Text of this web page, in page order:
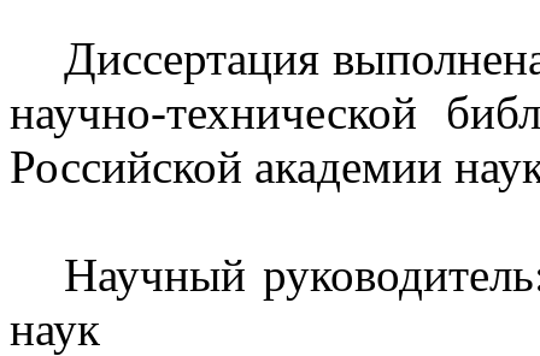
Диссертация
научно-технической
Российской академии
Научный
наук